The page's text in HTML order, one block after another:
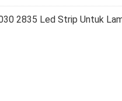
2835 Led Strip Untuk